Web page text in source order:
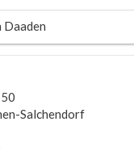
Daaden
Salchendorf